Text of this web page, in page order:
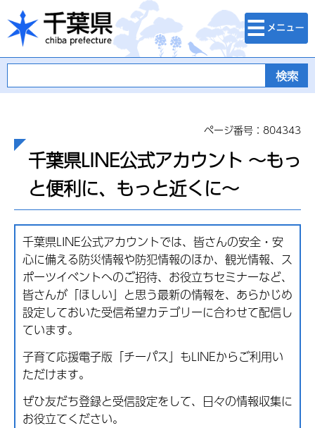
千葉県
検索・メニュ
ー
ページ番号：804343
千葉県LINE公式アカウント ～もっ
と便利に、もっと近くに～
千葉県LINE公式アカウントでは、皆さんの安全・安
心に備える防災情報や防犯情報のほか、観光情報、ス
ポーツイベントへのご招待、お役立ちセミナーなど、
皆さんが「ほしい」と思う最新の情報を、あらかじめ
設定しておいた受信希望カテゴリーに合わせて配信し
ています。
子育て応援電子版「チーパス」もLINEからご利用い
ただけます。
ぜひ友だち登録と受信設定をして、日々の情報収集に
お役立てください。